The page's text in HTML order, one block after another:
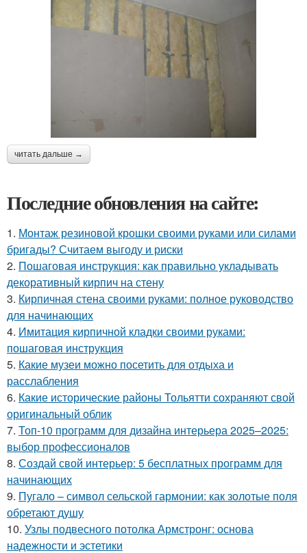
читать дальше →
Последние обновления на сайте:
1. Монтаж резиновой крошки своими руками или силами
бригады? Считаем выгоду и риски
2. Пошаговая инструкция: как правильно укладывать
декоративный кирпич на стену
3. Кирпичная стена своими руками: полное руководство
для начинающих
4. Имитация кирпичной кладки своими руками:
пошаговая инструкция
5. Какие музеи можно посетить для отдыха и
расслабления
6. Какие исторические районы Тольятти сохраняют свой
оригинальный облик
7. Топ-10 программ для дизайна интерьера 2025–2025:
выбор профессионалов
8. Создай свой интерьер: 5 бесплатных программ для
начинающих
9. Пугало – символ сельской гармонии: как золотые поля
обретают душу
10. Узлы подвесного потолка Армстронг: основа
надежности и эстетики